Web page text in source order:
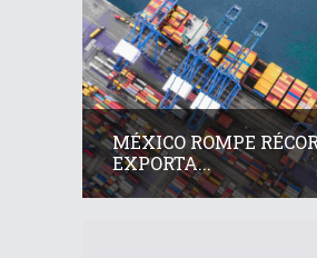
MÉXICO ROMPE
EXPORTA...